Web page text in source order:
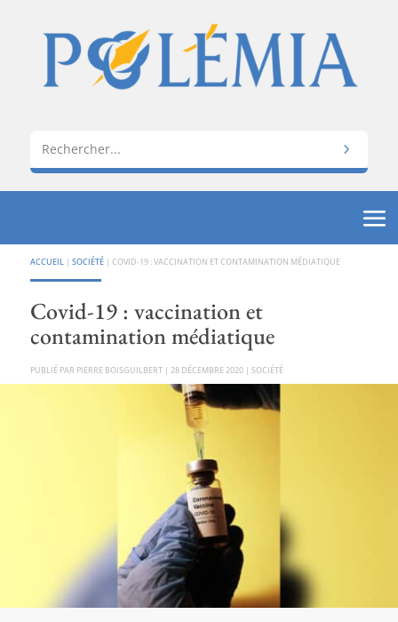
ACCUEIL | SOCIÉTÉ| COVID-19 : VACCINATION ET CONTAMINATION MÉDIATIQUE
Covid-19 : vaccination et
contamination médiatique
PAR PIERRE BOISGUILBERT| 28 DÉCEMBRE 2020| SOCIÉTÉ